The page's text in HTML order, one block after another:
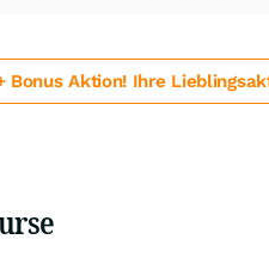
Bonus Aktion! Ihre